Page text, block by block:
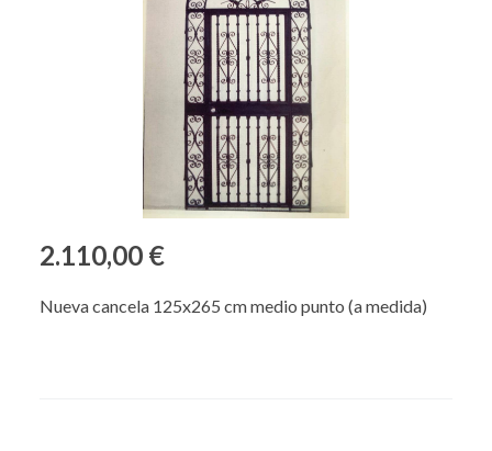
2.110,00 €
Nueva cancela 125x265 cm medio punto (a medida)